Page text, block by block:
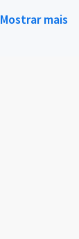
Mostrar mais